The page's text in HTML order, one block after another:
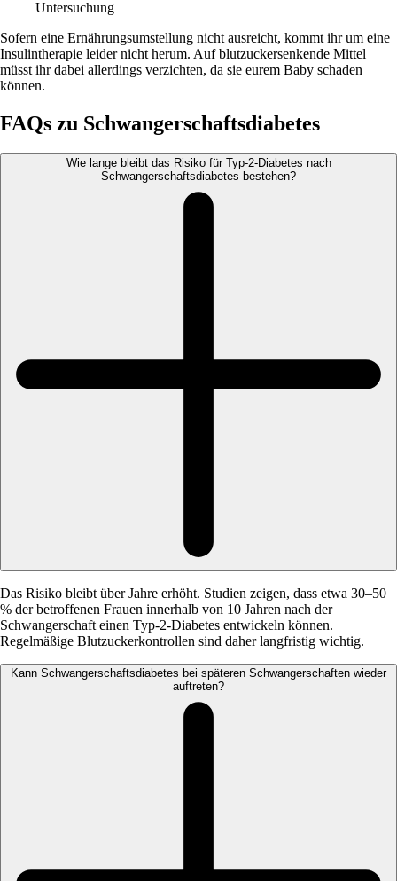
Untersuchung
Sofern eine Ernährungsumstellung nicht ausreicht, kommt ihr um eine
Insulintherapie leider nicht herum. Auf blutzuckersenkende Mittel
müsst ihr dabei allerdings verzichten, da sie eurem Baby schaden
können.
FAQs zu Schwangerschaftsdiabetes
Wie lange bleibt das Risiko für Typ-2-Diabetes nach
Schwangerschaftsdiabetes bestehen?
Das Risiko bleibt über Jahre erhöht. Studien zeigen, dass etwa 30–50
% der betroffenen Frauen innerhalb von 10 Jahren nach der
Schwangerschaft einen Typ-2-Diabetes entwickeln können.
Regelmäßige Blutzuckerkontrollen sind daher langfristig wichtig.
Kann Schwangerschaftsdiabetes bei späteren Schwangerschaften wieder
auftreten?